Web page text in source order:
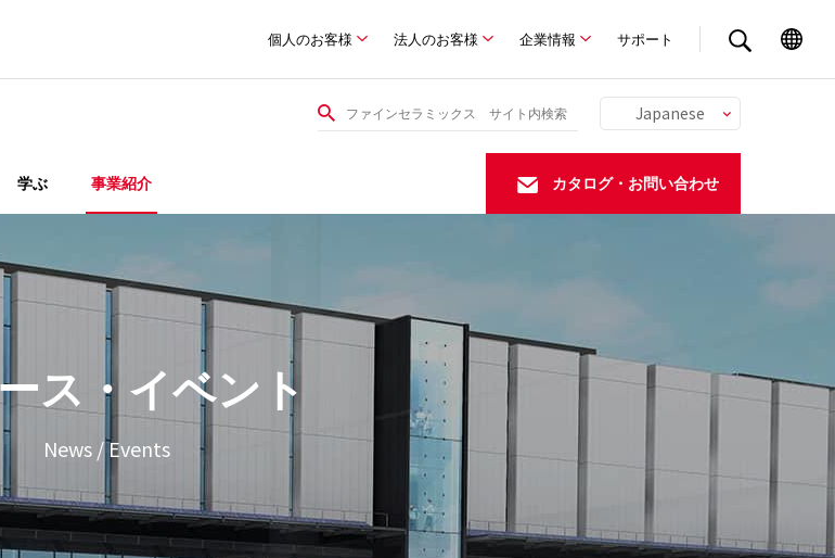
個人のお客様 法人のお客様 企業情報 サポート
Japanese
Chinese
German
学ぶ 事業紹介 カタログ・お問い合わせ
ス・イベント
News / Events